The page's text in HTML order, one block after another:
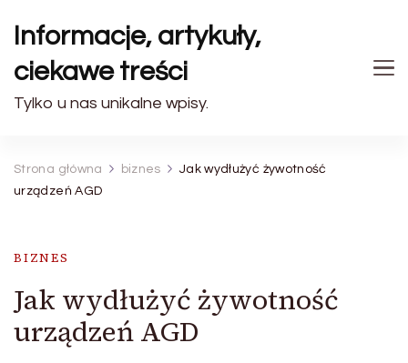
Informacje, artykuły,
ciekawe treści
Tylko u nas unikalne wpisy.
Strona główna biznes
Jak wydłużyć żywotność
urządzeń AGD
BIZNES
Jak wydłużyć żywotność
urządzeń AGD